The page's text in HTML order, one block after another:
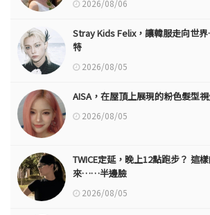
2026/08/06
Stray Kids Felix，讓韓服走向
特
2026/08/05
AISA，在屋頂上展現的粉色髮型
2026/08/05
TWICE定延，晚上12點跑步？ 這
來……半邊臉
2026/08/05